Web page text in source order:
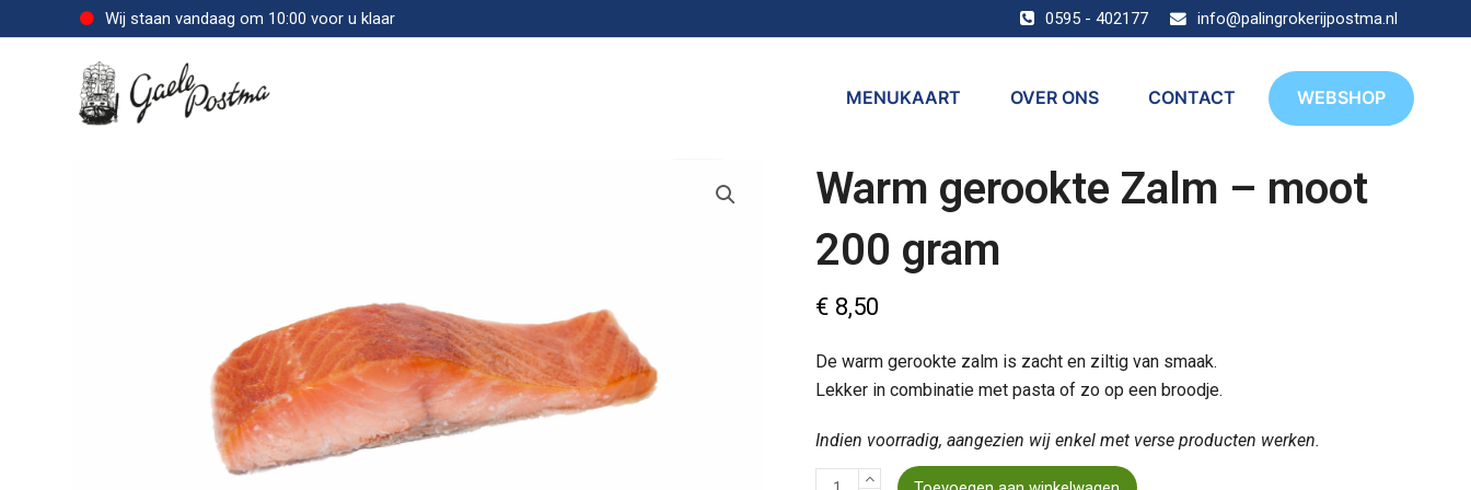
Wij staan vandaag om 10:00 voor u klaar 0595 - 402177 info@palingrokerijpostma.nl
MENUKAART OVER ONS CONTACT WEBSHOP
Warm gerookte Zalm – moot
200 gram
€8,50
De warm gerookte zalm is zacht en ziltig van smaak.
Lekker in combinatie met pasta of zo op een broodje.
Indien voorradig, aangezien wij enkel met verse producten werken.
Warm